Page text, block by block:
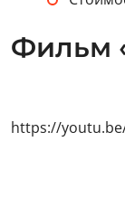
Фильм
https://